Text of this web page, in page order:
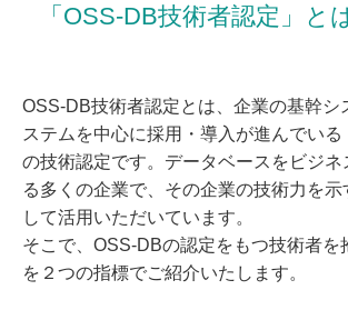
「OSS-DB技術者認定」と
OSS-DB技術者認定とは、企業の基幹シ
ステムを中心に採用・導入が進んでいる
の技術認定です。データベースをビジネ
る多くの企業で、その企業の技術力を示
して活用いただいています。
そこで、OSS-DBの認定をもつ技術者を
を２つの指標でご紹介いたします。